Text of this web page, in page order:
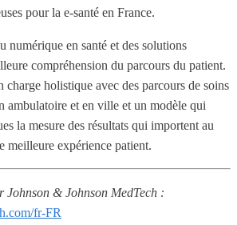
pour la e-santé en France.
numérique en santé et des solutions
compréhension du parcours du patient.
charge holistique avec des parcours de soins
ambulatoire et en ville et un modèle qui
la mesure des résultats qui importent au
meilleure expérience patient.
Johnson & Johnson MedTech :
fr-FR